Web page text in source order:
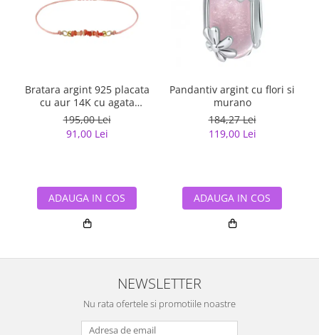
Bratara argint 925 placata
cu aur 14K cu agata
naturala
195,00 Lei
91,00 Lei
ADAUGA IN COS
Pandantiv argint cu flori si
murano
184,27 Lei
119,00 Lei
ADAUGA IN COS
NEWSLETTER
Nu rata ofertele si promotiile noastre